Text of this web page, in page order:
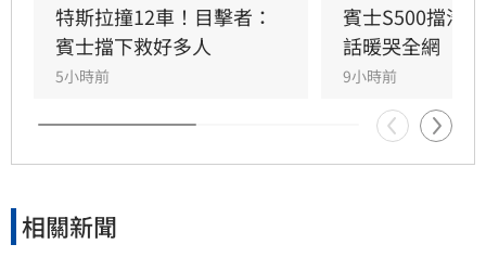
光，竟是擁有1.4萬粉絲的網紅「超級土豆粉」，
同時也是嘉義知名甜甜圈店老闆。
特斯拉撞12車！目擊者：
賓士擋下救好多人
5小時前
賓士S500擋浩
話暖哭全網
9小時前
相關新聞